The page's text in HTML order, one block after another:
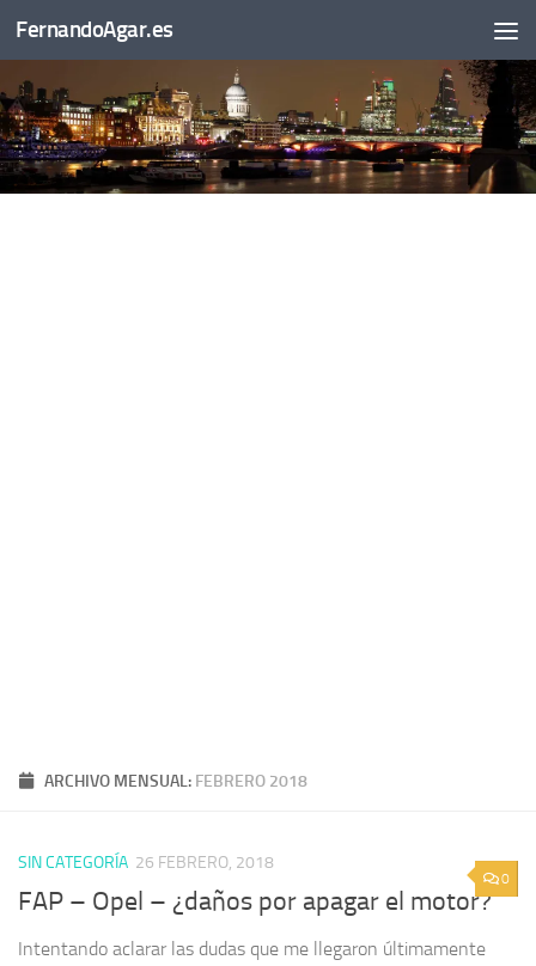
Saltar al contenido
FernandoAgar.es
ARCHIVO MENSUAL: FEBRERO 2018
0
SIN CATEGORÍA 26 FEBRERO, 2018
FAP – Opel – ¿daños por apagar el motor?
Intentando aclarar las dudas que me llegaron últimamente